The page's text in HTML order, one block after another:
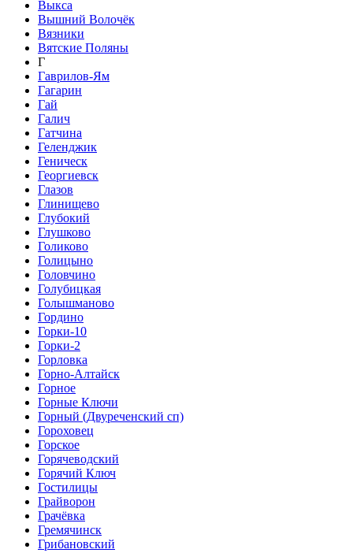
Выкса
Вышний Волочёк
Вязники
Вятские Поляны
Г
Гаврилов-Ям
Гагарин
Гай
Галич
Гатчина
Геленджик
Геническ
Георгиевск
Глазов
Глинищево
Глубокий
Глушково
Голиково
Голицыно
Головчино
Голубицкая
Голышманово
Гордино
Горки-10
Горки-2
Горловка
Горно-Алтайск
Горное
Горные Ключи
Горный (Двуреченский сп)
Гороховец
Горское
Горячеводский
Горячий Ключ
Гостилицы
Грайворон
Грачёвка
Гремячинск
Грибановский